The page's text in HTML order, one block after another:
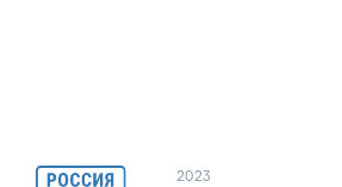
2023